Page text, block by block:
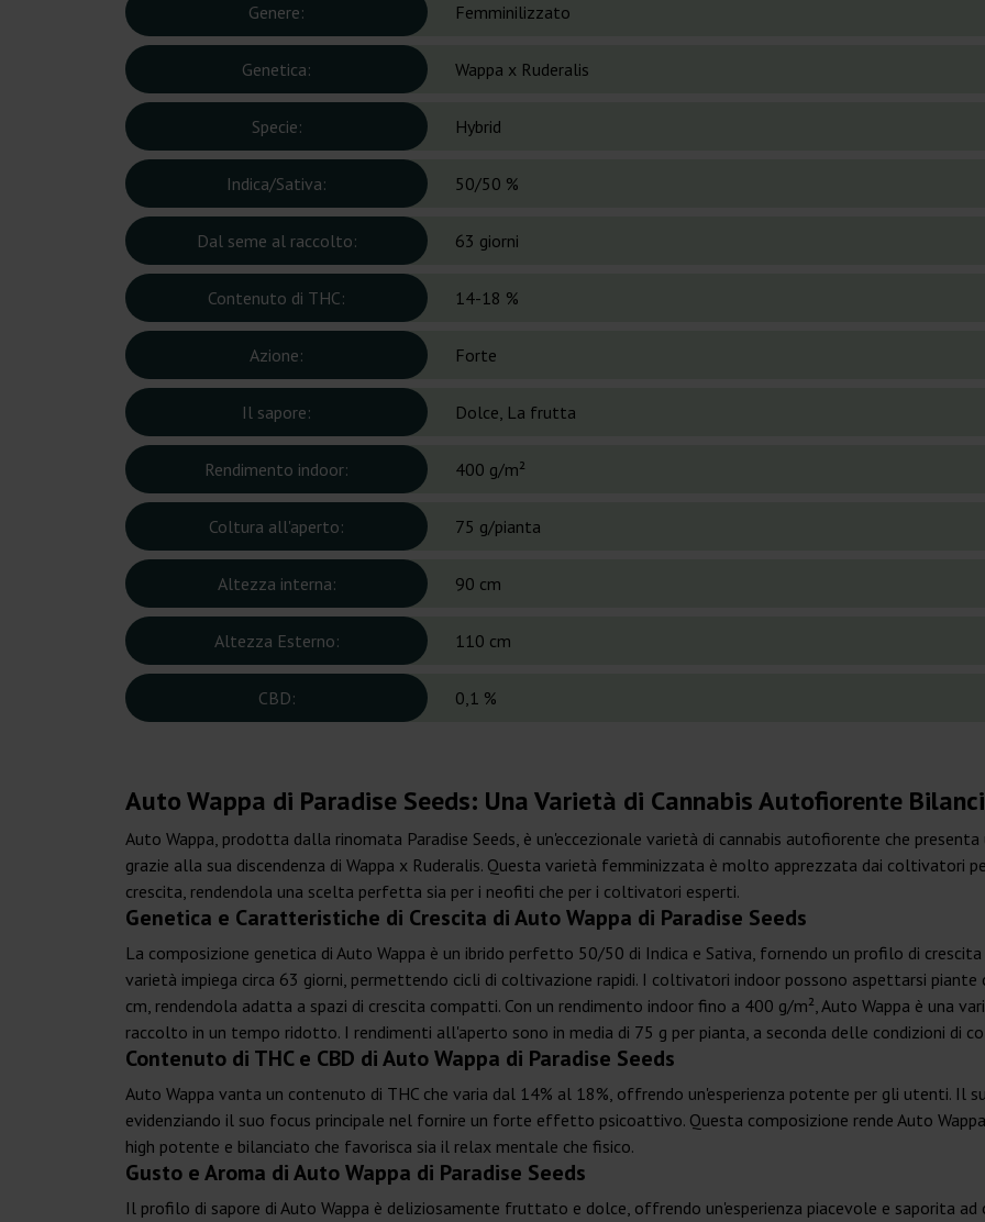
Genere: Femminilizzato
Genetica: Wappa x Ruderalis
Specie: Hybrid
Indica/Sativa: 50/50 %
Dal seme al raccolto: 63 giorni
Contenuto di THC: 14-18 %
Azione: Forte
Il sapore: Dolce, La frutta
Rendimento indoor: 400 g/m²
Coltura all'aperto: 75 g/pianta
Altezza interna: 90 cm
Altezza Esterno: 110 cm
CBD: 0,1 %
Auto Wappa di Paradise Seeds: Una Varietà di Cannabis Autofiorente
Auto Wappa, prodotta dalla rinomata Paradise Seeds, è un'eccezionale varietà di cannabis autofiorente che
grazie alla sua discendenza di Wappa x Ruderalis. Questa varietà femminizzata è molto apprezzata dai
crescita, rendendola una scelta perfetta sia per i neofiti che per i coltivatori esperti.
Genetica e Caratteristiche di Crescita di Auto Wappa di Paradise Seeds
La composizione genetica di Auto Wappa è un ibrido perfetto 50/50 di Indica e Sativa, fornendo un profilo di
varietà impiega circa 63 giorni, permettendo cicli di coltivazione rapidi. I coltivatori indoor possono aspettarsi
cm, rendendola adatta a spazi di crescita compatti. Con un rendimento indoor fino a 400 g/m², Auto Wappa è una
raccolto in un tempo ridotto. I rendimenti all'aperto sono in media di 75 g per pianta, a seconda delle condizioni di
Contenuto di THC e CBD di Auto Wappa di Paradise Seeds
Auto Wappa vanta un contenuto di THC che varia dal 14% al 18%, offrendo un'esperienza potente per gli utenti. Il
evidenziando il suo focus principale nel fornire un forte effetto psicoattivo. Questa composizione rende Auto
high potente e bilanciato che favorisca sia il relax mentale che fisico.
Gusto e Aroma di Auto Wappa di Paradise Seeds
Il profilo di sapore di Auto Wappa è deliziosamente fruttato e dolce, offrendo un'esperienza piacevole e saporita